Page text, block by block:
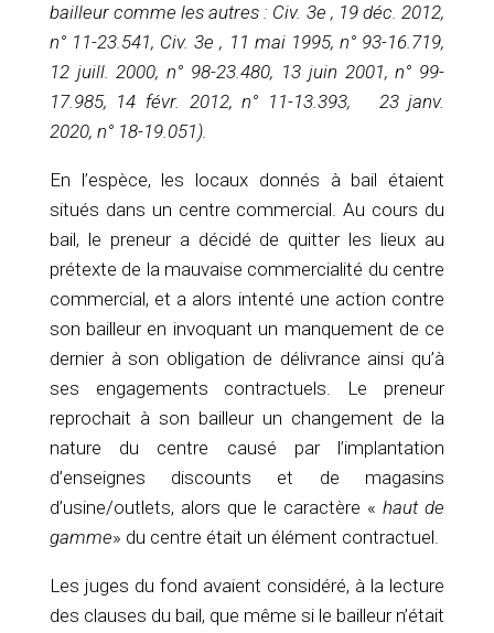
bailleur comme les autres : Civ. 3e , 19 déc. 2012,
n° 11-23.541, Civ. 3e , 11 mai 1995, n° 93-16.719,
12 juill. 2000, n° 98-23.480, 13 juin 2001, n° 99-
17.985, 14 févr. 2012, n° 11-13.393, 23 janv.
2020, n° 18-19.051).
En l’espèce, les locaux donnés à bail étaient
situés dans un centre commercial. Au cours du
bail, le preneur a décidé de quitter les lieux au
prétexte de la mauvaise commercialité du centre
commercial, et a alors intenté une action contre
son bailleur en invoquant un manquement de ce
dernier à son obligation de délivrance ainsi qu’à
ses engagements contractuels. Le preneur
reprochait à son bailleur un changement de la
nature du centre causé par l’implantation
d’enseignes discounts et de magasins
d’usine/outlets, alors que le caractère «haut de
gamme» du centre était un élément contractuel.
Les juges du fond avaient considéré, à la lecture
des clauses du bail, que même si le bailleur n’était